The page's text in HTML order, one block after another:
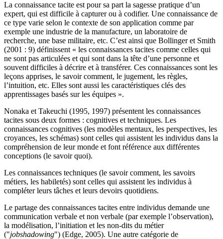
La connaissance tacite est pour sa part la sagesse pratique d’un
expert, qui est difficile à capturer ou à codifier. Une connaissance de
ce type varie selon le contexte de son application comme par
exemple une industrie de la manufacture, un laboratoire de
recherche, une base militaire, etc. C’est ainsi que Bollinger et Smith
(2001 : 9) définissent « les connaissances tacites comme celles qui
ne sont pas articulées et qui sont dans la tête d’une personne et
souvent difficiles à décrire et à transférer. Ces connaissances sont les
leçons apprises, le savoir comment, le jugement, les règles,
l’intuition, etc. Elles sont aussi les caractéristiques clés des
apprentissages basés sur les équipes ».
Nonaka et Takeuchi (1995, 1997) présentent les connaissances
tacites sous deux formes : cognitives et techniques. Les
connaissances cognitives (les modèles mentaux, les perspectives, les
croyances, les schémas) sont celles qui assistent les individus dans la
compréhension de leur monde et font référence aux différentes
conceptions (le savoir quoi).
Les connaissances techniques (le savoir comment, les savoirs
métiers, les habiletés) sont celles qui assistent les individus à
compléter leurs tâches et leurs devoirs quotidiens.
Le partage des connaissances tacites entre individus demande une
communication verbale et non verbale (par exemple l’observation),
la modélisation, l’initiation et les non-dits du métier
("jobshadowing") (Edge, 2005). Une autre catégorie de